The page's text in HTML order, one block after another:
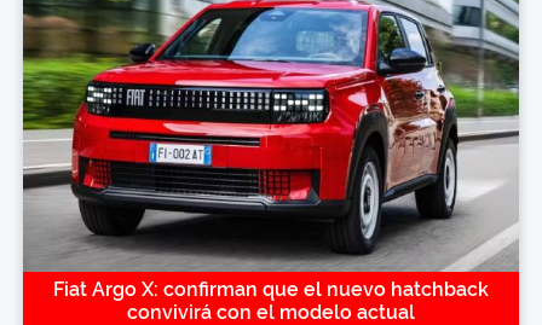
Fiat Argo X: confirman que el nuevo hatchback
convivirá con el modelo actual